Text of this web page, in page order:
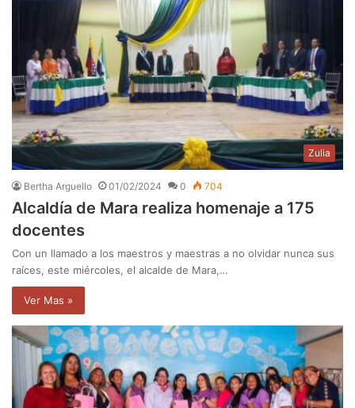
Zulia
Bertha Arguello 01/02/2024 0 704
Alcaldía de Mara realiza homenaje a 175
docentes
Con un llamado a los maestros y maestras a no olvidar nunca sus
raíces, este miércoles, el alcalde de Mara,…
Ver Mas »